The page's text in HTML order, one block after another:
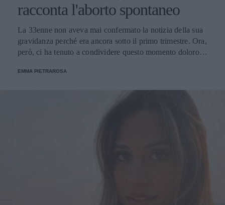
racconta l'aborto spontaneo
La 33enne non aveva mai confermato la notizia della sua
gravidanza perché era ancora sotto il primo trimestre. Ora,
però, ci ha tenuto a condividere questo momento doloros
EMMA PIETRAROSA